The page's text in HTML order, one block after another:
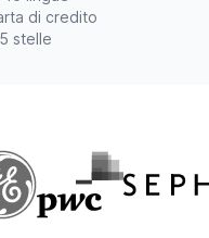
di credito
stelle